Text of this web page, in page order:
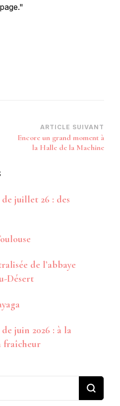
ARTICLE SUIVANT
Encore un grand moment à
la Halle de la Machine
juillet 26 : des
de l’abbaye
Désert
juin 2026 : à la
fraîcheur